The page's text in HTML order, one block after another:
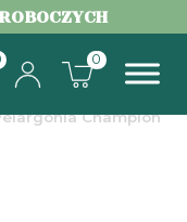
0
Champion